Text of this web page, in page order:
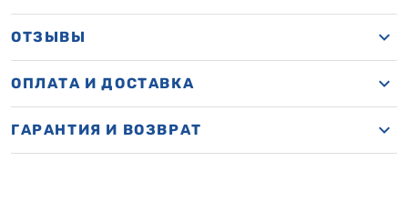
ОТЗЫВЫ
ОПЛАТА И ДОСТАВКА
ГАРАНТИЯ И ВОЗВРАТ